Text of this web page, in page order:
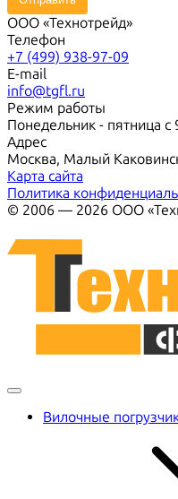
ООО «Технотрейд»
Телефон
+7 (499) 938-97-09
E-mail
info@tgfl.ru
Режим работы
Понедельник - пятница с
Адрес
Москва, Малый
Карта сайта
Политика
© 2006 — 2026 ООО
Вилочные